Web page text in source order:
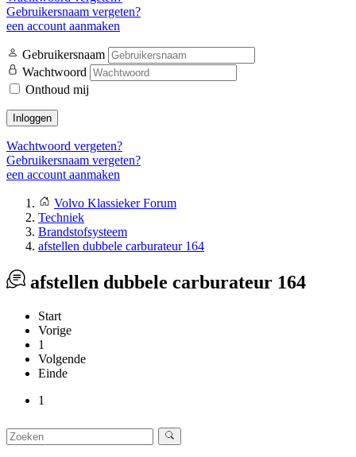
Gebruikersnaam vergeten?
een account aanmaken
Gebruikersnaam
Wachtwoord
Onthoud mij
Inloggen
Wachtwoord vergeten?
Gebruikersnaam vergeten?
een account aanmaken
Volvo Klassieker Forum
Techniek
Brandstofsysteem
afstellen dubbele carburateur 164
afstellen dubbele carburateur 164
Start
Vorige
1
Volgende
Einde
1